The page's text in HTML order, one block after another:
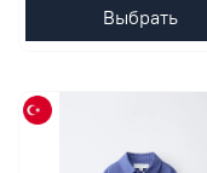
Выбрать